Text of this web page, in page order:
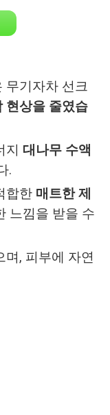
무기자차 선크
현상을 줄였습
대나무 수액
.
합한 매트한 제
느낌을 받을 수
, 피부에 자연